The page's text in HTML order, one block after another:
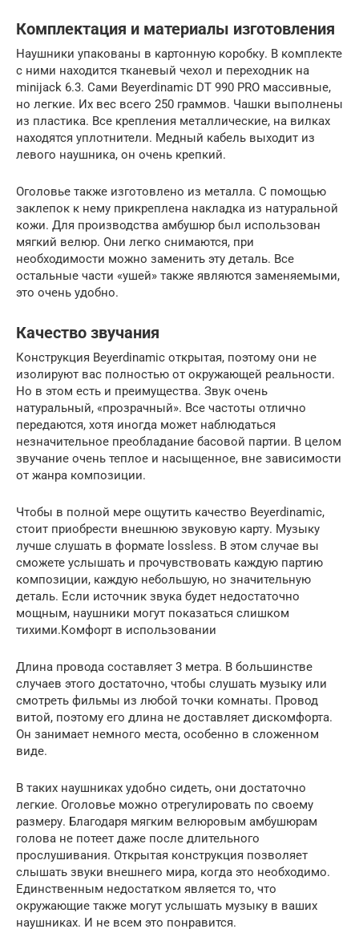
Комплектация и материалы изготовления
Наушники упакованы в картонную коробку. В комплекте
с ними находится тканевый чехол и переходник на
minijack 6.3. Сами Beyerdinamic DT 990 PRO массивные,
но легкие. Их вес всего 250 граммов. Чашки выполнены
из пластика. Все крепления металлические, на вилках
находятся уплотнители. Медный кабель выходит из
левого наушника, он очень крепкий.
Оголовье также изготовлено из металла. С помощью
заклепок к нему прикреплена накладка из натуральной
кожи. Для производства амбушюр был использован
мягкий велюр. Они легко снимаются, при
необходимости можно заменить эту деталь. Все
остальные части «ушей» также являются заменяемыми,
это очень удобно.
Качество звучания
Конструкция Beyerdinamic открытая, поэтому они не
изолируют вас полностью от окружающей реальности.
Но в этом есть и преимущества. Звук очень
натуральный, «прозрачный». Все частоты отлично
передаются, хотя иногда может наблюдаться
незначительное преобладание басовой партии. В целом
звучание очень теплое и насыщенное, вне зависимости
от жанра композиции.
Чтобы в полной мере ощутить качество Beyerdinamic,
стоит приобрести внешнюю звуковую карту. Музыку
лучше слушать в формате lossless. В этом случае вы
сможете услышать и прочувствовать каждую партию
композиции, каждую небольшую, но значительную
деталь. Если источник звука будет недостаточно
мощным, наушники могут показаться слишком
тихими.Комфорт в использовании
Длина провода составляет 3 метра. В большинстве
случаев этого достаточно, чтобы слушать музыку или
смотреть фильмы из любой точки комнаты. Провод
витой, поэтому его длина не доставляет дискомфорта.
Он занимает немного места, особенно в сложенном
виде.
В таких наушниках удобно сидеть, они достаточно
легкие. Оголовье можно отрегулировать по своему
размеру. Благодаря мягким велюровым амбушюрам
голова не потеет даже после длительного
прослушивания. Открытая конструкция позволяет
слышать звуки внешнего мира, когда это необходимо.
Единственным недостатком является то, что
окружающие также могут услышать музыку в ваших
наушниках. И не всем это понравится.